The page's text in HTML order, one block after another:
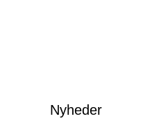
Nyheder